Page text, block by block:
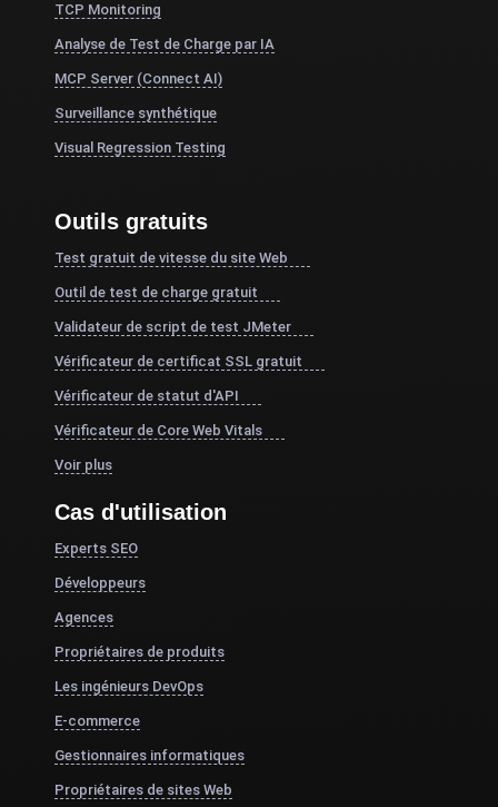
TCP Monitoring
Analyse de Test de Charge par IA
MCP Server (Connect AI)
Surveillance synthétique
Visual Regression Testing
Outils gratuits
Test gratuit de vitesse du site Web
Outil de test de charge gratuit
Validateur de script de test JMeter
Vérificateur de certificat SSL gratuit
Vérificateur de statut d'API
Vérificateur de Core Web Vitals
Voir plus
Cas d'utilisation
Experts SEO
Développeurs
Agences
Propriétaires de produits
Les ingénieurs DevOps
E-commerce
Gestionnaires informatiques
Propriétaires de sites Web